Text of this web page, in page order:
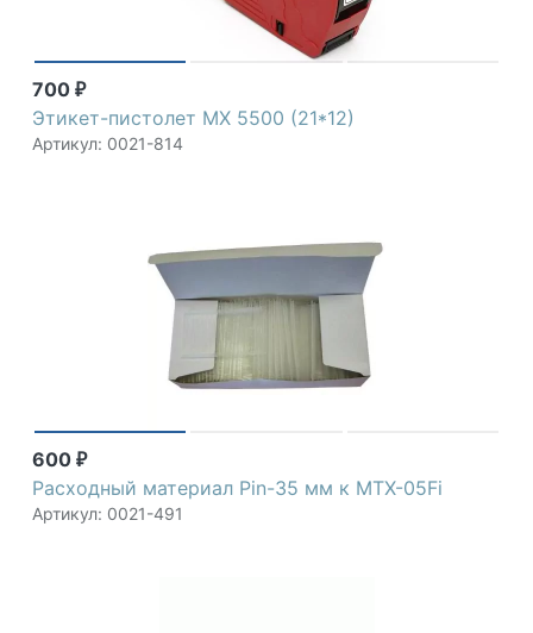
700 ₽
Этикет-пистолет MX 5500 (21*12)
Артикул: 0021-814
600 ₽
Расходный материал Pin-35 мм к MTX-05Fi
Артикул: 0021-491